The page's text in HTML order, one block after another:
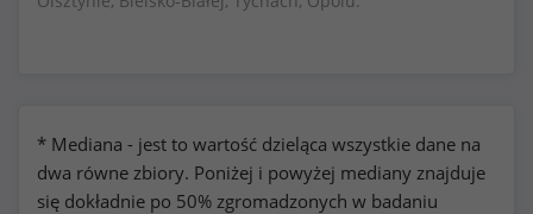
* Mediana - jest to wartość dzieląca wszystkie dane na
dwa równe zbiory. Poniżej i powyżej mediany znajduje
się dokładnie po 50% zgromadzonych w badaniu